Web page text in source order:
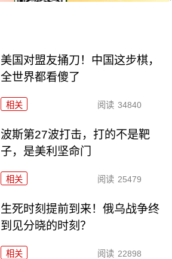
美国对盟友捅刀！中国这步棋，
全世界都看傻了
相关 阅读 34840
波斯第27波打击，打的不是靶
子，是美利坚命门
相关 阅读 25479
生死时刻提前到来！俄乌战争终
到见分晓的时刻？
相关 阅读 22898